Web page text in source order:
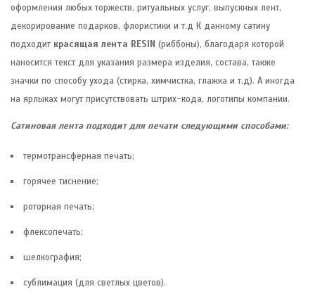
оформления любых торжеств, ритуальных услуг, выпускных лент,
декорирование подарков, флористики и т.д К данному сатину
подходит красящая лента RESIN (риббоны), благодаря которой
наносится текст для указания размера изделия, состава, также
значки по способу ухода (стирка, химчистка, глажка и т.д). А иногда
на ярлыках могут присутствовать штрих-кода, логотипы компании.
Сатиновая лента подходит для печати следующими способами:
термотрансферная печать;
горячее тиснение;
роторная печать;
флексопечать;
шелкография;
сублимация (для светлых цветов).